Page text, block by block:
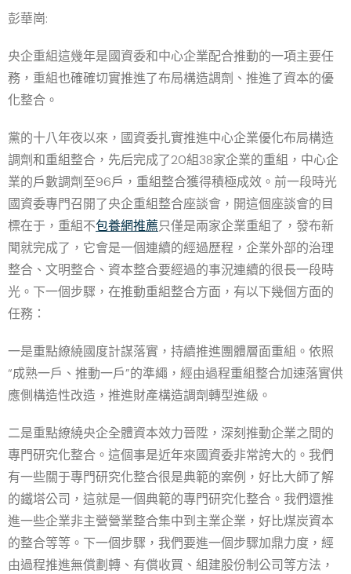
彭華崗:
央企重組這幾年是國資委和中心企業配合推動的一項主要任
務，重組也確確切實推進了布局構造調劑、推進了資本的優
化整合。
黨的十八年夜以來，國資委扎實推進中心企業優化布局構造
調劑和重組整合，先后完成了20組38家企業的重組，中心企
業的戶數調劑至96戶，重組整合獲得積極成效。前一段時光
國資委專門召開了央企重組整合座談會，開這個座談會的目
標在于，重組不包養網推薦只僅是兩家企業重組了，發布新
聞就完成了，它會是一個連續的經過歷程，企業外部的治理
整合、文明整合、資本整合要經過的事況連續的很長一段時
光。下一個步驟，在推動重組整合方面，有以下幾個方面的
任務：
一是重點繚繞國度計謀落實，持續推進團體層面重組。依照
“成熟一戶、推動一戶”的準繩，經由過程重組整合加速落實供
應側構造性改造，推進財產構造調劑轉型進級。
二是重點繚繞央企全體資本效力晉陞，深刻推動企業之間的
專門研究化整合。這個事是近年來國資委非常誇大的。我們
有一些關于專門研究化整合很是典範的案例，好比大師了解
的鐵塔公司，這就是一個典範的專門研究化整合。我們還推
進一些企業非主營營業整合集中到主業企業，好比煤炭資本
的整合等等。下一個步驟，我們要進一個步驟加鼎力度，經
由過程推進無償劃轉、有償收買、組建股份制公司等方法，